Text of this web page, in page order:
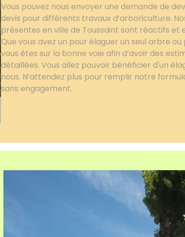
Vous pouvez nous envoyer une demande de
devis pour différents travaux d’arboriculture.
présentes en ville de Toussaint sont réactifs et
Que vous avez un pour élaguer un seul arbre
vous êtes sur la bonne voie afin d’avoir des
détaillées. Vous allez pouvoir bénéficier d'un
nous. N’attendez plus pour remplir notre
sans engagement.